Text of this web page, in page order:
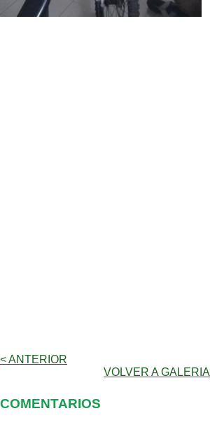
< ANTERIOR
VOLVER A GALERIA
COMENTARIOS